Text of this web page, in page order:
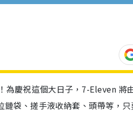
為慶祝這個大日子，7-Eleven 將
袋、搓手液收納套、頭帶等，